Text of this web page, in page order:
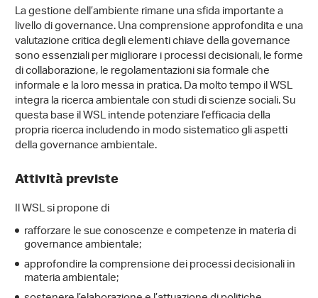
La gestione dell’ambiente rimane una sfida importante a
livello di governance. Una comprensione approfondita e una
valutazione critica degli elementi chiave della governance
sono essenziali per migliorare i processi decisionali, le forme
di collaborazione, le regolamentazioni sia formale che
informale e la loro messa in pratica. Da molto tempo il WSL
integra la ricerca ambientale con studi di scienze sociali. Su
questa base il WSL intende potenziare l’efficacia della
propria ricerca includendo in modo sistematico gli aspetti
della governance ambientale.
Attività previste
Il WSL si propone di
rafforzare le sue conoscenze e competenze in materia di
governance ambientale;
approfondire la comprensione dei processi decisionali in
materia ambientale;